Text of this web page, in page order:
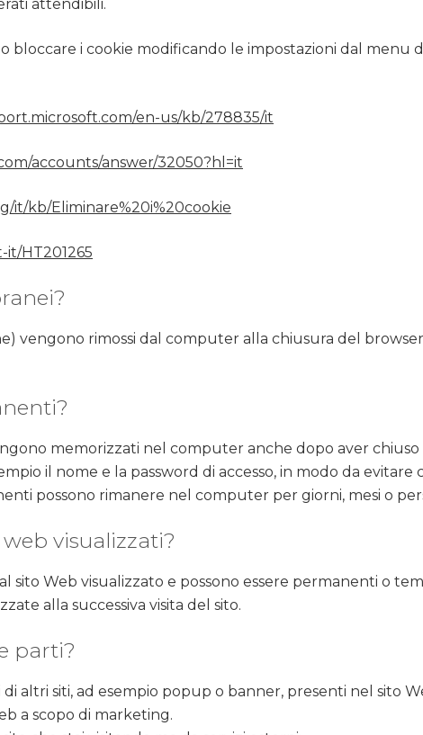
attendibili.
o bloccare i cookie modificando le impostazioni dal
en-us/kb/278835/it
accounts/answer/32050?hl=it
it/kb/Eliminare%20i%20cookie
HT201265
vengono rimossi dal computer alla chiusura del
memorizzati nel computer anche dopo aver
il nome e la password di accesso, in modo da
possono rimanere nel computer per giorni, mesi o
visualizzati?
sito Web visualizzato e possono essere permanenti o
alla successiva visita del sito.
parti?
altri siti, ad esempio popup o banner, presenti nel sito
a scopo di marketing.